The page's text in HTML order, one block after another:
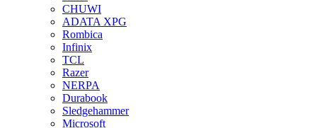
CHUWI
ADATA XPG
Rombica
Infinix
TCL
Razer
NERPA
Durabook
Sledgehammer
Microsoft